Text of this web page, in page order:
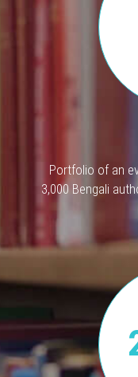
Portfolio of an
3,000 Bengali